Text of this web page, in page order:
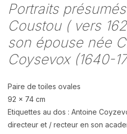
Portraits
Coustou ( vers
son épouse née
Coysevox (1640-
Paire de toiles ovales
92 x 74 cm
Etiquettes au dos : Antoine
directeur et / recteur en son